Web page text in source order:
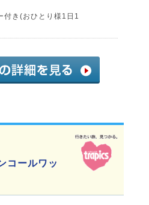
付き(おひとり様1日1
コールワッ